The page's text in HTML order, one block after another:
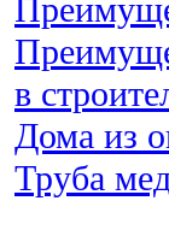
в
Дома из
Труба